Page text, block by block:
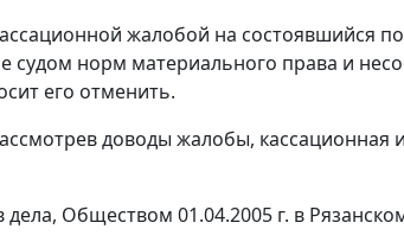
жалобой на состоявшийся
норм материального права и
его отменить.
доводы жалобы, кассационная
дела, Обществом 01.04.2005 г. в